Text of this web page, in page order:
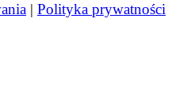
| Polityka prywatności